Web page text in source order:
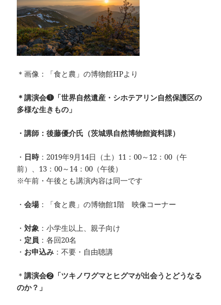
＊画像：「食と農」の博物館HPより
＊講演会❶「世界自然遺産・シホテアリン自然保護区の
多様な生きもの」
・講師：後藤優介氏（茨城県自然博物館資料課）
・ 日時：2019年9月14日（土）11：00～12：00（午
前）、13：00～14：00（午後）
※午前・午後とも講演内容は同一です
・会場：「食と農」の博物館1階 映像コーナー
・対象 ：小学生以上、親子向け
・ 定員 ：各回20名
・ お申込み ：不要・自由聴講
＊講演会❷ 「ツキノワグマとヒグマが出会うとどうなる
のか？」